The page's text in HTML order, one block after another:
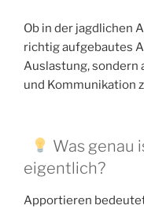
Ob in der jagdlichen
richtig aufgebautes
Auslastung, sondern
und Kommunikation
Was genau
eigentlich?
Apportieren